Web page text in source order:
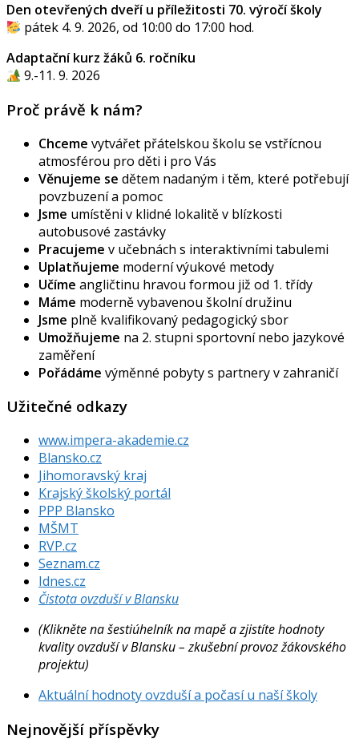
Den otevřených dveří u příležitosti 70. výročí školy
pátek 4. 9. 2026, od 10:00 do 17:00 hod.
Adaptační kurz žáků 6. ročníku
9.-11. 9. 2026
Proč právě k nám?
Chceme vytvářet přátelskou školu se vstřícnou
atmosférou pro děti i pro Vás
Věnujeme se dětem nadaným i těm, které potřebují
povzbuzení a pomoc
Jsme umístěni v klidné lokalitě v blízkosti
autobusové zastávky
Pracujeme v učebnách s interaktivními tabulemi
Uplatňujeme moderní výukové metody
Učíme angličtinu hravou formou již od 1. třídy
Máme moderně vybavenou školní družinu
Jsme plně kvalifikovaný pedagogický sbor
Umožňujeme na 2. stupni sportovní nebo jazykové
zaměření
Pořádáme výměnné pobyty s partnery v zahraničí
Užitečné odkazy
www.impera-akademie.cz
Blansko.cz
Jihomoravský kraj
Krajský školský portál
PPP Blansko
MŠMT
RVP.cz
Seznam.cz
Idnes.cz
Čistota ovzduší v Blansku
(Klikněte na šestiúhelník na mapě a zjistíte hodnoty
kvality ovzduší v Blansku – zkušební provoz žákovského
projektu)
Aktuální hodnoty ovzduší a počasí u naší školy
Nejnovější příspěvky